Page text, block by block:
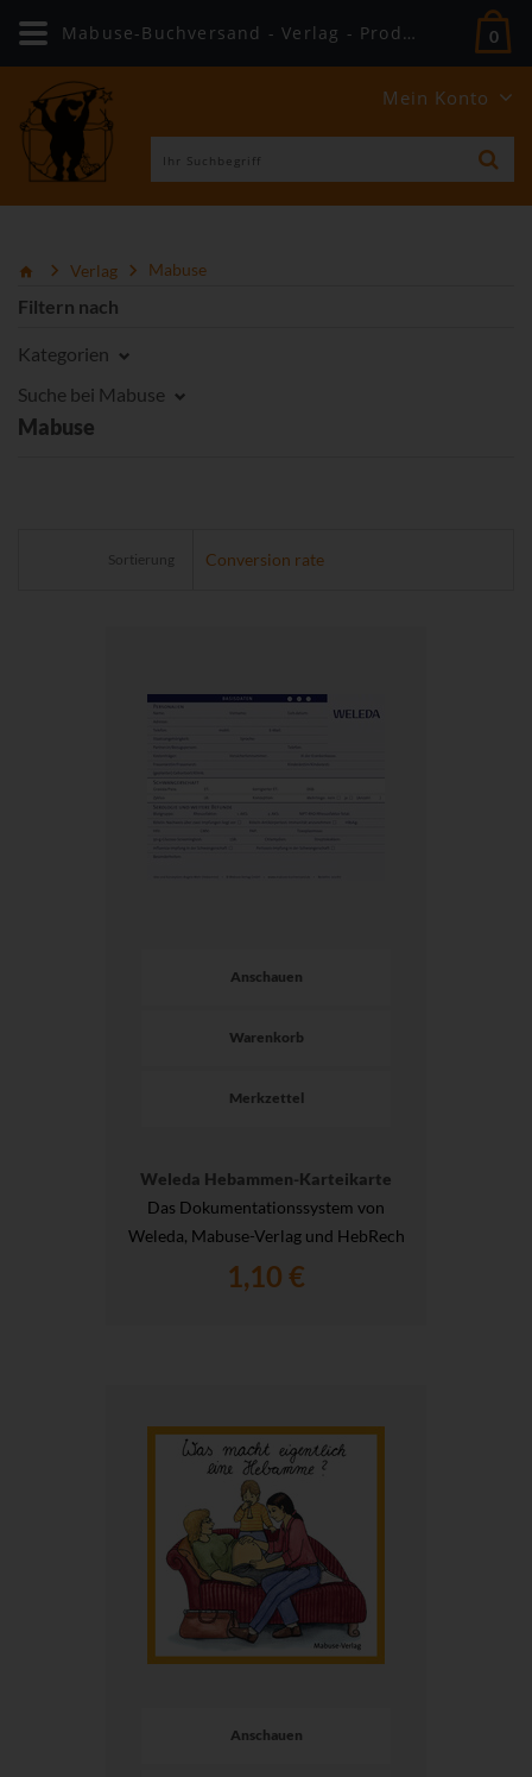
Mein Konto
0
Verlag Mabuse
Filtern nach
Kategorien
Suche bei Mabuse
Mabuse
Sortierung
Anschauen
Warenkorb
Merkzettel
Weleda Hebammen-Karteikarte
Das Dokumentationssystem von
Weleda, Mabuse-Verlag und HebRech
1,10 €
Anschauen
Mabuse-Buchversand - Verlag - Produkte